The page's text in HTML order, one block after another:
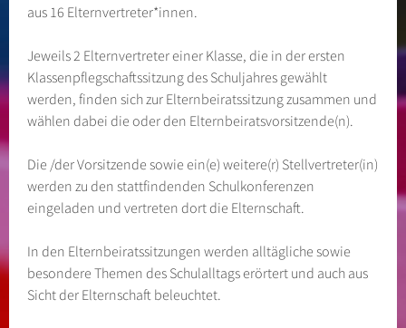
aus 16 Elternvertreter*innen.
Jeweils 2 Elternvertreter einer Klasse, die in der ersten
Klassenpflegschaftssitzung des Schuljahres gewählt
werden, finden sich zur Elternbeiratssitzung zusammen und
wählen dabei die oder den Elternbeiratsvorsitzende(n).
Die /der Vorsitzende sowie ein(e) weitere(r) Stellvertreter(in)
werden zu den stattfindenden Schulkonferenzen
eingeladen und vertreten dort die Elternschaft.
In den Elternbeiratssitzungen werden alltägliche sowie
besondere Themen des Schulalltags erörtert und auch aus
Sicht der Elternschaft beleuchtet.